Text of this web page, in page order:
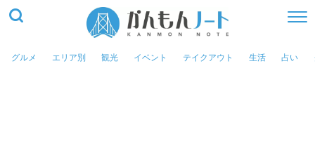
グルメ エリア別 観光 イベント テイクアウト 生活 占い